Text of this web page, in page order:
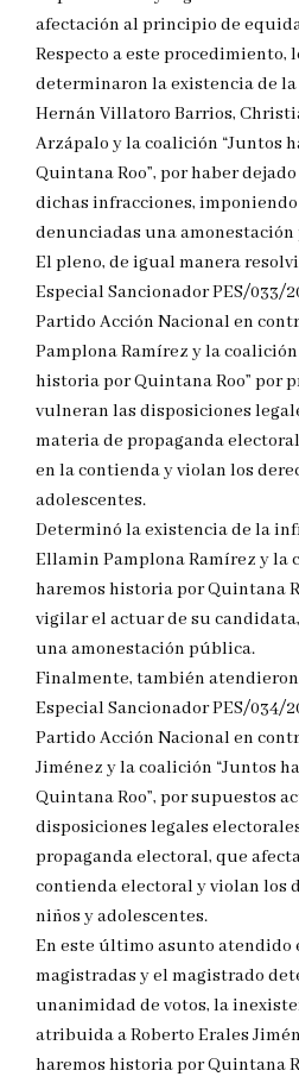
afectación al principio de
Respecto a este procedimiento,
determinaron la existencia de
Hernán Villatoro Barrios,
Arzápalo y la coalición “Juntos
Quintana Roo”, por haber
dichas infracciones,
denunciadas una
El pleno, de igual manera
Especial Sancionador PES/033/
Partido Acción Nacional en
Pamplona Ramírez y la
historia por Quintana Roo” por
vulneran las disposiciones
materia de propaganda
en la contienda y violan los
adolescentes.
Determinó la existencia de la
Ellamin Pamplona Ramírez y la
haremos historia por Quintana
vigilar el actuar de su
una amonestación pública.
Finalmente, también
Especial Sancionador PES/034/
Partido Acción Nacional en
Jiménez y la coalición “Juntos
Quintana Roo”, por supuestos
disposiciones legales
propaganda electoral, que
contienda electoral y violan los
niños y adolescentes.
En este último asunto atendido
magistradas y el magistrado
unanimidad de votos, la
atribuida a Roberto Erales
haremos historia por Quintana